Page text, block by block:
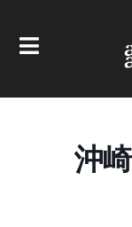
沖崎